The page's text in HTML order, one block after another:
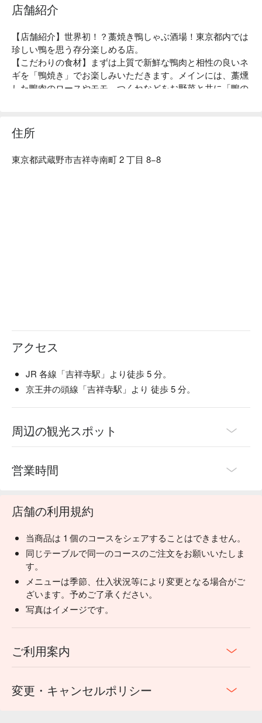
・鴨胸肉：肉質柔軟，具有鴨肉獨特的濃郁風味，建議燙煮約
議燙煮約 10-15 秒。
・鴨肉丸：添加了能暖身體的薑末，健康美味之外，長時間浸
泡又可增添湯底的韻味。
・白根深蔥：與鴨肉一起食用的話，可以促進食物裡維生素的
吸收喔！
店舗紹介
【店舗紹介】世界初！？藁焼き鴨しゃぶ酒場！東京都内では
珍しい鴨を思う存分楽しめる店。
【こだわりの食材】まずは上質で新鮮な鴨肉と相性の良いネ
ギを「鴨焼き」でお楽しみいただきます。メインには、藁燻
した鴨肉のロースやモモ、つくねなどをお野菜と共に「鴨の
品の鴨料理も多数、酒のあてに迷う。吉祥寺という立地柄、
都心よりもリーズナブルで満足すること間違いなし！
住所
東京都武蔵野市吉祥寺南町 2 丁目 8−8
アクセス
JR 各線「吉祥寺駅」より徒歩 5 分。
京王井の頭線「吉祥寺駅」より 徒歩 5 分。
周辺の観光スポット
営業時間
店舗の利用規約
当商品は 1 個のコースをシェアすることはできません。
同じテーブルで同一のコースのご注文をお願いいたしま
す。
メニューは季節、仕入状況等により変更となる場合がご
ざいます。予めご了承ください。
写真はイメージです。
ご利用案内
変更・キャンセルポリシー